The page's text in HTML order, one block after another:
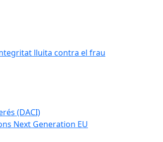
lluita contra el frau
(DACI)
Next Generation EU